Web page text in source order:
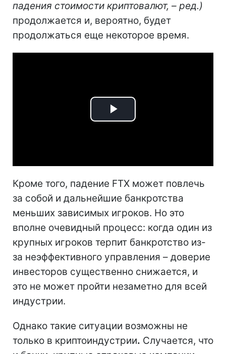
падения стоимости криптовалют, – ред.)
продолжается и, вероятно, будет
продолжаться еще некоторое время.
Play
Кроме того, падение FTX может повлечь
за собой и дальнейшие банкротства
меньших зависимых игроков. Но это
вполне очевидный процесс: когда один из
крупных игроков терпит банкротство из-
за неэффективного управления – доверие
инвесторов существенно снижается, и
это не может пройти незаметно для всей
индустрии.
Однако такие ситуации возможны не
только в криптоиндустрии. Случается, что